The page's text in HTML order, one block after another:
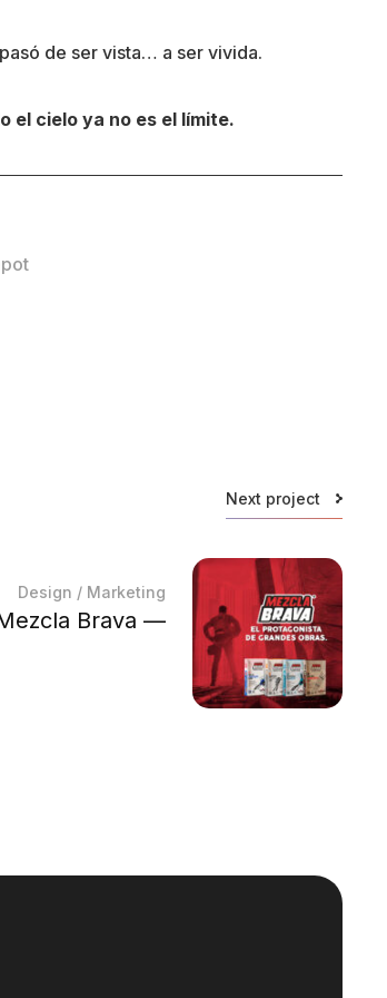
de ser vista… a ser vivida.
el cielo ya no es el límite.
Next project
Design / Marketing
Brava —